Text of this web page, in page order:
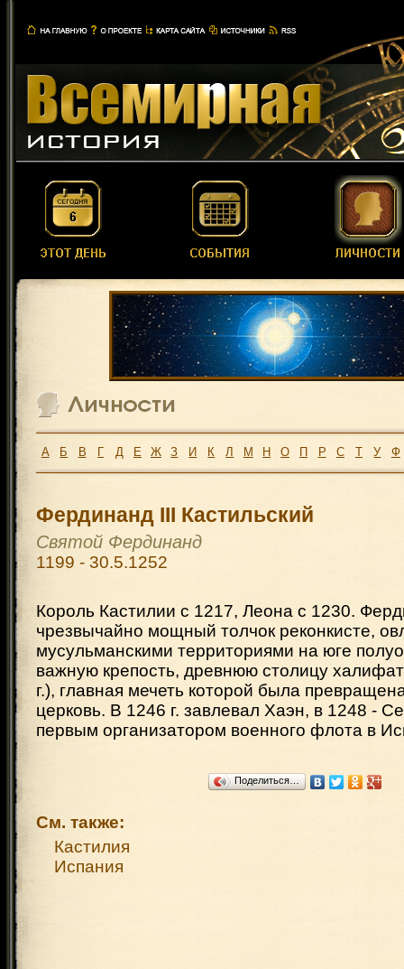
А Б В Г Д Е Ж З И К Л М Н О П Р С Т У Ф
Фердинанд III Кастильский
Святой Фердинанд
1199 - 30.5.1252
Король Кастилии с 1217, Леона с 1230.
чрезвычайно мощный толчок реконкисте,
мусульманскими территориями на юге
важную крепость, древнюю столицу
г.), главная мечеть которой была
церковь. В 1246 г. завлевал Хаэн, в 1248 -
первым организатором военного флота в
Поделиться…
См. также:
Кастилия
Испания